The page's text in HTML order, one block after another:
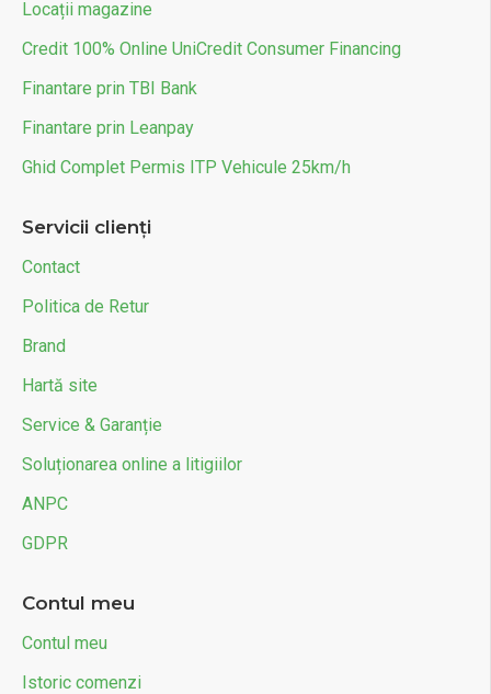
Locații magazine
Credit 100% Online UniCredit Consumer Financing
Finantare prin TBI Bank
Finantare prin Leanpay
Ghid Complet Permis ITP Vehicule 25km/h
Servicii clienți
Contact
Politica de Retur
Brand
Hartă site
Service & Garanție
Soluționarea online a litigiilor
ANPC
GDPR
Contul meu
Contul meu
Istoric comenzi